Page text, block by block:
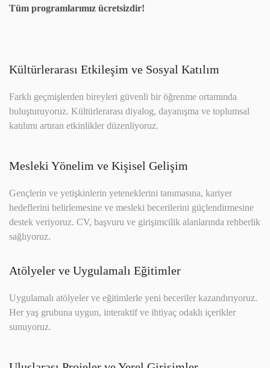
Tüm programlarımız ücretsizdir!
Kültürlerarası Etkileşim ve Sosyal Katılım
Farklı geçmişlerden bireyleri güvenli bir öğrenme ortamında
buluşturuyoruz. Kültürlerarası diyalog, dayanışma ve toplumsal
katılımı artıran etkinlikler düzenliyoruz.
Mesleki Yönelim ve Kişisel Gelişim
Gençlerin ve yetişkinlerin yeteneklerini tanımasına, kariyer
hedeflerini belirlemesine ve mesleki becerilerini güçlendirmesine
destek veriyoruz. CV, başvuru ve girişimcilik alanlarında rehberlik
sağlıyoruz.
Atölyeler ve Uygulamalı Eğitimler
Uygulamalı atölyeler ve eğitimlerle yeni beceriler kazandırıyoruz.
Her yaş grubuna uygun, interaktif ve ihtiyaç odaklı içerikler
sunuyoruz.